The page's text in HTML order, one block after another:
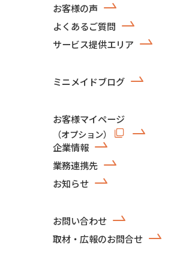
お客様の声
よくあるご質問
サービス提供エリア
ミニメイドブログ
お客様マイページ
（オプション）
企業情報
業務連携先
お知らせ
お問い合わせ
取材・広報のお問合せ